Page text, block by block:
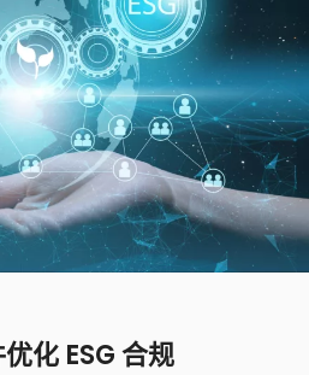
化 ESG 合规